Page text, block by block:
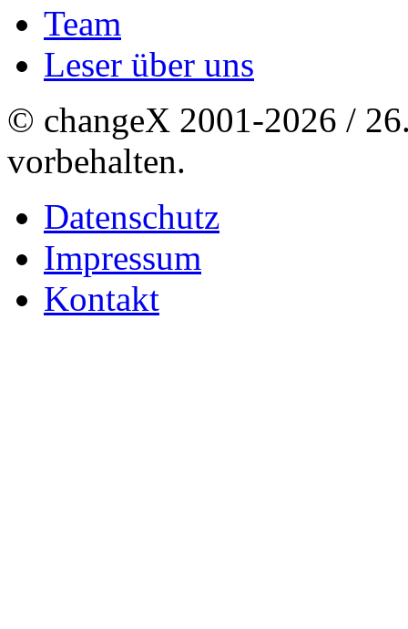
Team
Leser über uns
© changeX 2001-2026 /
vorbehalten.
Datenschutz
Impressum
Kontakt